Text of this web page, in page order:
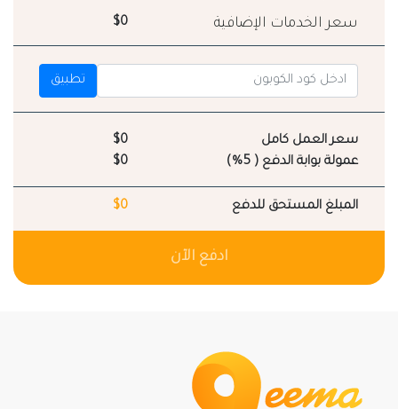
سعر الخدمات الإضافية $0
تطبيق
سعر العمل كامل
$0
عمولة بوابة الدفع ( 5%)
$0
المبلغ المستحق للدفع $0
ادفع الآن